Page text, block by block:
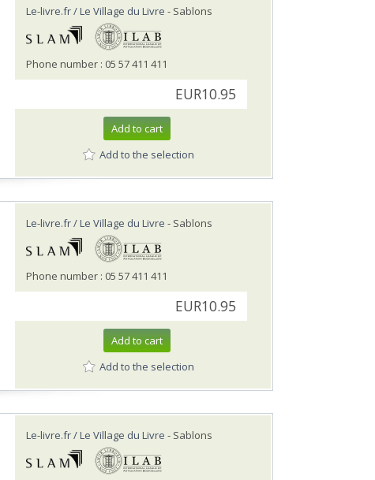
Le-livre.fr / Le Village du Livre - Sablons
Phone number : 05 57 411 411
EUR10.95
Add to cart
Add to the selection
Le-livre.fr / Le Village du Livre - Sablons
Phone number : 05 57 411 411
EUR10.95
Add to cart
Add to the selection
Le-livre.fr / Le Village du Livre - Sablons